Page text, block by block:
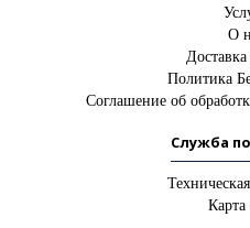
О
Политика
Соглашение об
Служба
Карта